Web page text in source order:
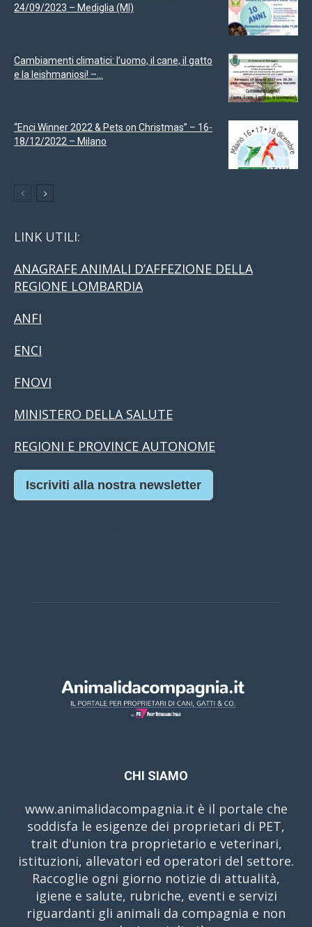
24/09/2023 – Mediglia (MI)
Cambiamenti climatici: l’uomo, il cane, il gatto
e la leishmaniosi! –...
“Enci Winner 2022 & Pets on Christmas” – 16-
18/12/2022 – Milano
LINK UTILI:
ANAGRAFE ANIMALI D’AFFEZIONE DELLA
REGIONE LOMBARDIA
ANFI
ENCI
FNOVI
MINISTERO DELLA SALUTE
REGIONI E PROVINCE AUTONOME
Iscriviti alla nostra newsletter
CHI SIAMO
www.animalidacompagnia.it è il portale che
soddisfa le esigenze dei proprietari di PET,
trait d'union tra proprietario e veterinari,
istituzioni, allevatori ed operatori del settore.
Raccoglie ogni giorno notizie di attualità,
igiene e salute, rubriche, eventi e servizi
riguardanti gli animali da compagnia e non